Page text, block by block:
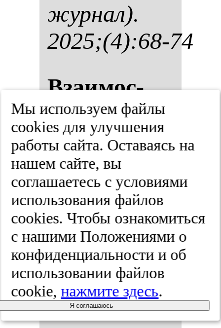
жур­нал).
2025;(4):68-74
Вза­имос­
вязь сос­то­
яния мик­
ро­би­оты и
ги­ги­ены
по­лос­ти
рта, их
вли­яние на
здо­ровье
Мы используем файлы
cооkies для улучшения
работы сайта. Оставаясь на
нашем сайте, вы
соглашаетесь с условиями
использования файлов
cооkies. Чтобы ознакомиться
с нашими Положениями о
конфиденциальности и об
использовании файлов
cookie,нажмите здесь.
Я соглашаюсь